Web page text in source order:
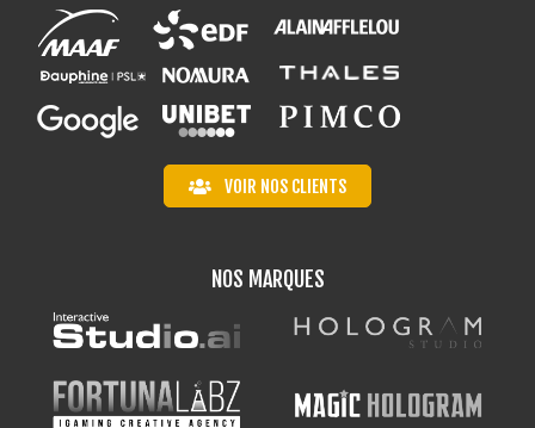
VOIR NOS CLIENTS
NOS MARQUES